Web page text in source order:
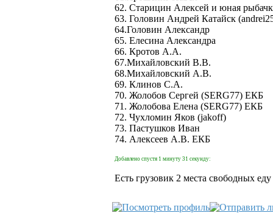
62. Старицин Алексей и юная
63. Головин Андрей Катайск
64.Головин Александр
65. Елесина Александра
66. Кротов А.А.
67.Михайловский В.В.
68.Михайловский А.В.
69. Клинов С.А.
70. Жолобов Сергей (SERG77) ЕКБ
71. Жолобова Елена (SERG77) ЕКБ
72. Чухломин Яков (jakoff)
73. Пастушков Иван
74. Алексеев А.В. ЕКБ
Добавлено спустя 1 минуту 31 секунду:
Есть грузовик 2 места свободных